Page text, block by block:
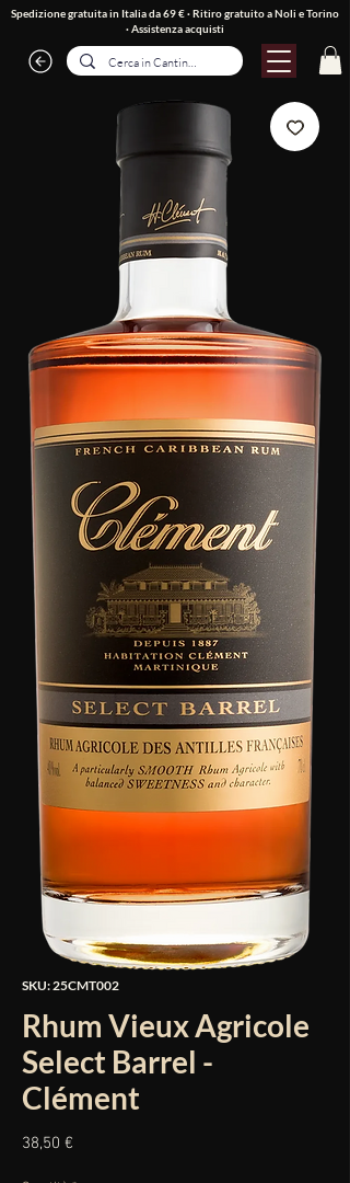
Spedizione gratuita in Italia da 69 € · Ritiro gratuito a Noli e Torino
·Assistenza acquisti
SKU: 25CMT002
Rhum Vieux Agricole
Select Barrel -
Clément
38,50 €